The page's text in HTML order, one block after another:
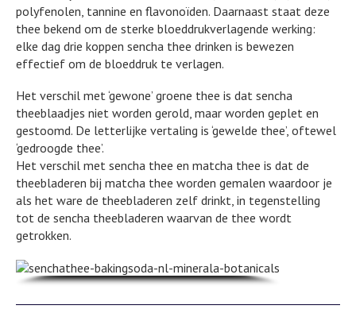
polyfenolen, tannine en flavonoïden. Daarnaast staat deze
thee bekend om de sterke bloeddrukverlagende werking:
elke dag drie koppen sencha thee drinken is bewezen
effectief om de bloeddruk te verlagen.
Het verschil met ‘gewone’ groene thee is dat sencha
theeblaadjes niet worden gerold, maar worden geplet en
gestoomd. De letterlijke vertaling is ‘gewelde thee’, oftewel
‘gedroogde thee’.
Het verschil met sencha thee en matcha thee is dat de
theebladeren bij matcha thee worden gemalen waardoor je
als het ware de theebladeren zelf drinkt, in tegenstelling
tot de sencha theebladeren waarvan de thee wordt
getrokken.